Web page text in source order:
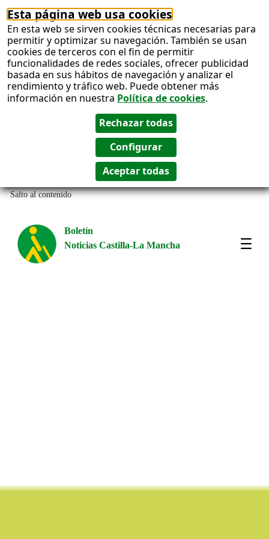
Esta página web usa cookies
En esta web se sirven cookies técnicas necesarias para
permitir y optimizar su navegación. También se usan
cookies de terceros con el fin de permitir
funcionalidades de redes sociales, ofrecer publicidad
basada en sus hábitos de navegación y analizar el
rendimiento y tráfico web. Puede obtener más
información en nuestra Política de cookies.
Salto al contenido
Boletín
Noticias Castilla-La Mancha